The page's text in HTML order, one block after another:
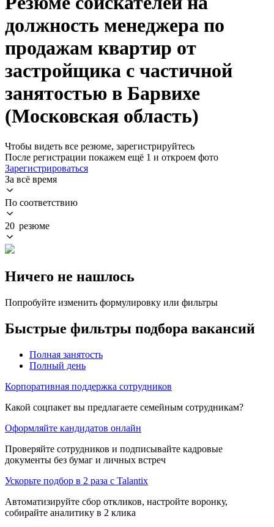
должность менеджера по
продажам квартир от
застройщика с частичной
занятостью в Барвихе
(Московская область)
Чтобы видеть все резюме, зарегистрируйтесь
После регистрации покажем ещё 1 и откроем фото
Зарегистрироваться
За всё время
По соответствию
20 резюме
Ничего не нашлось
Попробуйте изменить формулировку или фильтры
Быстрые фильтры подбора вакансий
Полная занятость
Полный день
Корпоративная поддержка сотрудников
Какой соцпакет вы предлагаете семейным сотрудникам?
Оформляйте кандидатов онлайн
Проверяйте сотрудников и подписывайте кадровые
документы без бумаг и личных встреч
Ускорьте подбор в 2 раза с Talantix
Автоматизируйте сбор откликов, настройте воронку,
собирайте аналитику в 2 клика